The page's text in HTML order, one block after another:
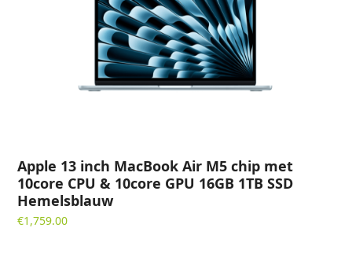
Apple 13 inch MacBook Air M5 chip met
10core CPU & 10core GPU 16GB 1TB SSD
Hemelsblauw
€1,759.00